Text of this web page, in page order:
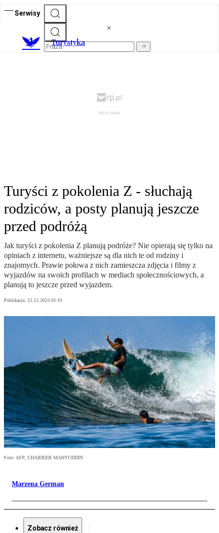
Serwisy
Turystyka
Turyści z pokolenia Z - słuchają
rodziców, a posty planują jeszcze
przed podróżą
Jak turyści z pokolenia Z planują podróże? Nie opierają się tylko na
opiniach z internetu, ważniejsze są dla nich te od rodziny i
znajomych. Prawie połowa z nich zamieszcza zdjęcia i filmy z
wyjazdów na swoich profilach w mediach społecznościowych, a
planują to jeszcze przed wyjazdem.
Publikacja: 22.12.2023 01:01
Foto: AFP, CHAIDEER MAHYUDDIN
Marzena German
Zobacz również